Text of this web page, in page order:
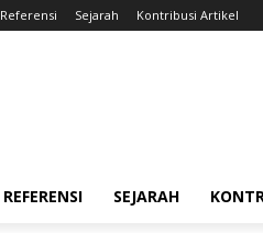
Referensi Sejarah Kontribusi Artikel
REFERENSI SEJARAH